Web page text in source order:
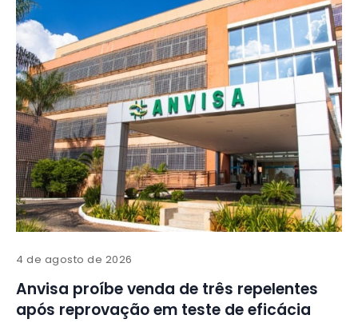
4 de agosto de 2026
Anvisa proíbe venda de três repelentes
após reprovação em teste de eficácia